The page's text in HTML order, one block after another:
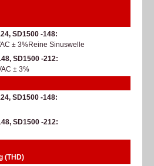
SD1500 -148
± 3%​Reine Sinuswelle​
SD1500 -212
± 3%
SD1500 -148
SD1500 -212
(THD)